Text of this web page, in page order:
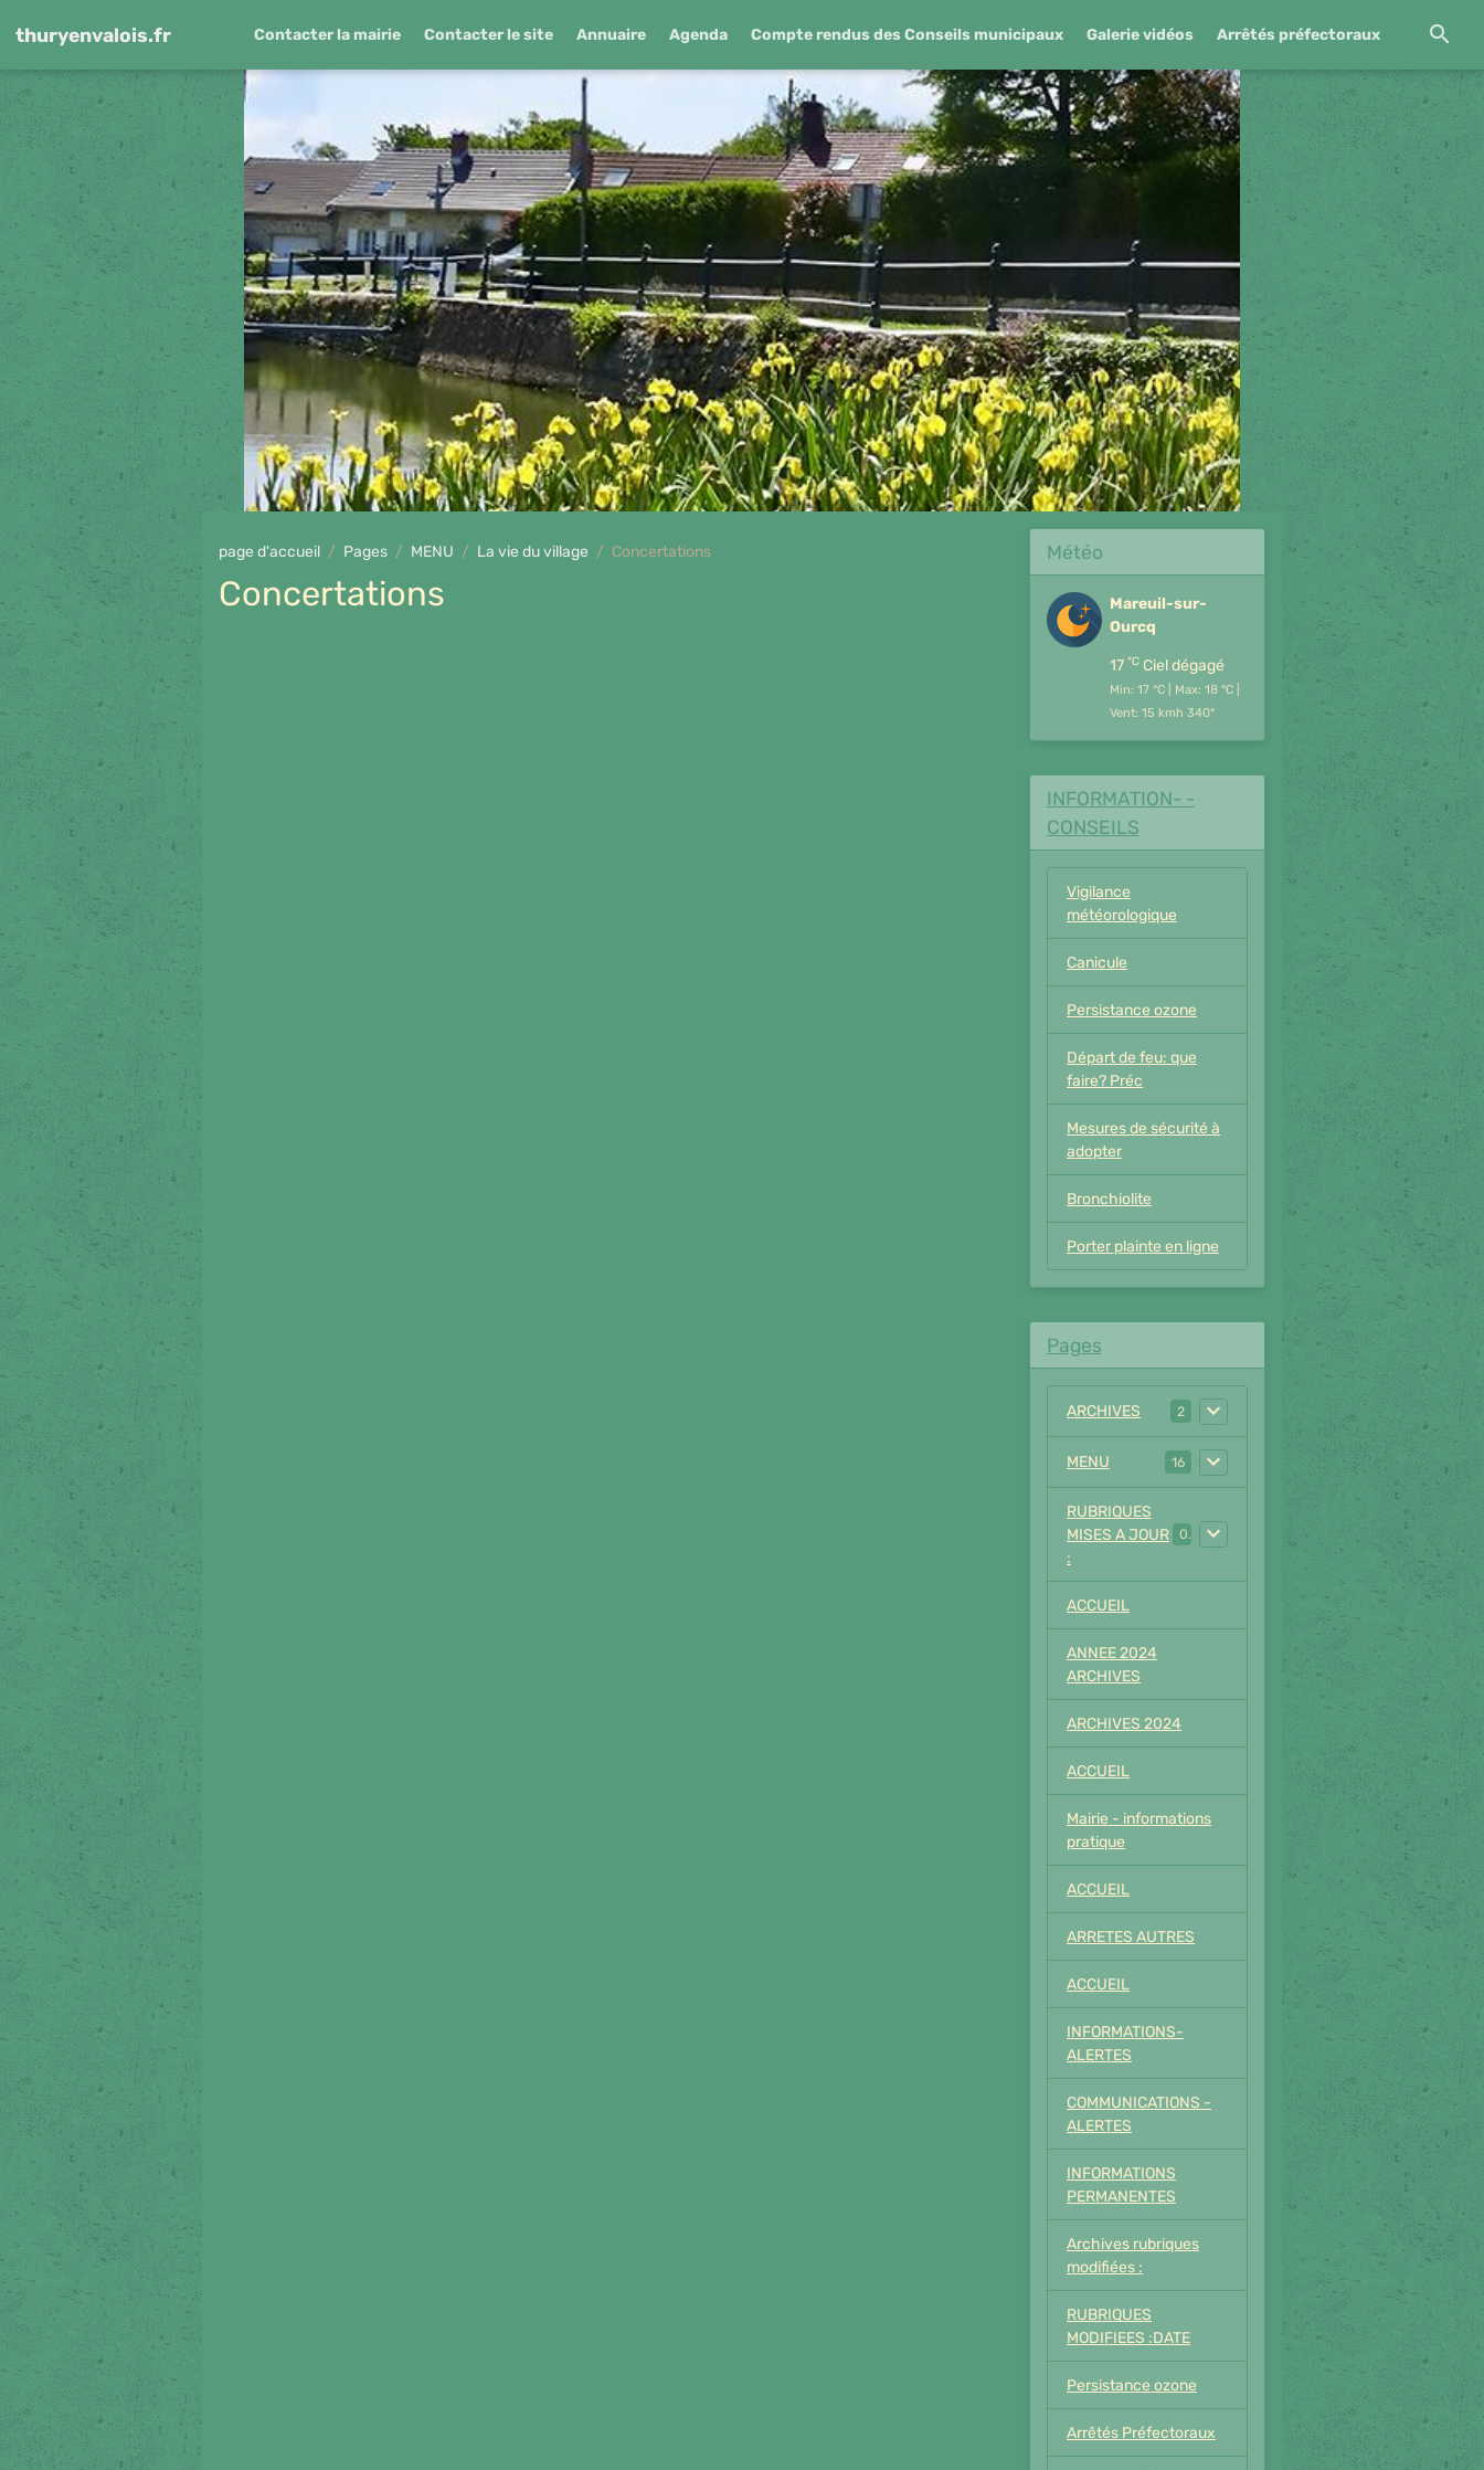
thuryenvalois.fr Contacter la mairie Contacter le site Annuaire Agenda Compte rendus des Conseils municipaux Galerie vidéos Arrêtés préfectoraux
page d'accueil Pages MENU La vie du village Concertations
Concertations
Météo
Mareuil-sur-
Ourcq
17 °CCiel dégagé
Min: 17 °C | Max: 18 °C |
Vent: 15 kmh 340°
INFORMATION- -
CONSEILS
Vigilance
météorologique
Canicule
Persistance ozone
Départ de feu: que
faire? Préc
Mesures de sécurité à
adopter
Bronchiolite
Porter plainte en ligne
Pages
ARCHIVES 2
MENU 16
RUBRIQUES
MISES A JOUR
:
0
ACCUEIL
ANNEE 2024
ARCHIVES
ARCHIVES 2024
ACCUEIL
Mairie - informations
pratique
ACCUEIL
ARRETES AUTRES
ACCUEIL
INFORMATIONS-
ALERTES
COMMUNICATIONS -
ALERTES
INFORMATIONS
PERMANENTES
Archives rubriques
modifiées :
RUBRIQUES
MODIFIEES :DATE
Persistance ozone
Arrêtés Préfectoraux